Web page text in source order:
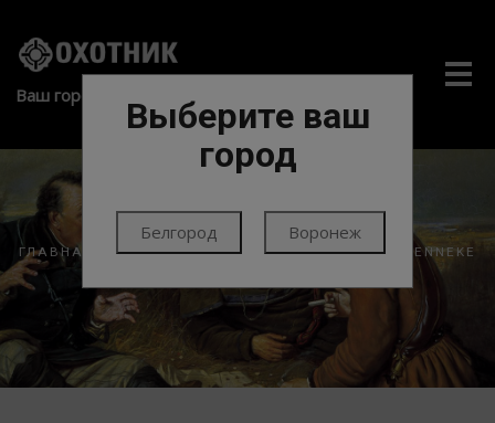
Ваш город:
Выберите ваш
город
Белгород Воронеж
ГЛАВНАЯ ПАТРОНЫ ПАТРОНЫ НАРЕЗНЫЕ BRENNEKE